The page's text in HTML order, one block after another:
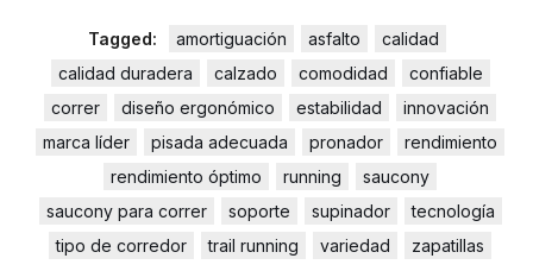
Tagged: amortiguación asfalto
calidad
calidad duradera
calzado comodidad
confiable
correr
diseño ergonómico estabilidad
innovación
marca líder
pisada adecuada pronador
rendimiento
rendimiento óptimo
running
saucony
saucony para correr
soporte supinador
tecnología
tipo de corredor
trail running variedad zapatillas